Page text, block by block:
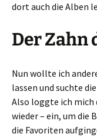
dort auch die Alben
Der Zahn
Nun wollte ich
lassen und suchte
Also loggte ich mich
wieder – ein, um die
die Favoriten